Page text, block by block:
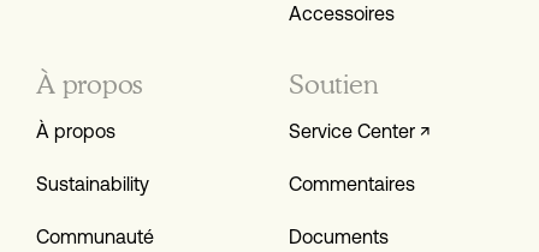
Accessoires
À propos
À propos
Sustainability
Communauté
Soutien
Service Center ↗
Commentaires
Documents